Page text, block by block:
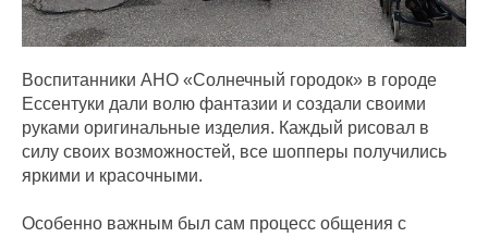
Воспитанники АНО «Солнечный городок» в городе
Ессентуки дали волю фантазии и создали своими
руками оригинальные изделия. Каждый рисовал в
силу своих возможностей, все шопперы получились
яркими и красочными.
Особенно важным был сам процесс общения с